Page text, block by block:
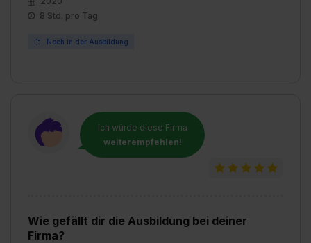
8 Std. pro Tag
Noch in der Ausbildung
Ich würde diese Firma
weiterempfehlen!
Wie gefällt dir die Ausbildung bei deiner
Firma?